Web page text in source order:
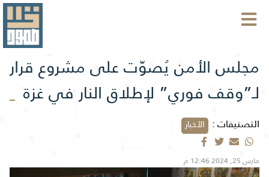
مجلس الأمن يُصوّت على مشروع قرار
لـ”وقف فوري” لإطلاق النار في غزة
التصنيفات : الأخبار
مارس 25, 2024 12:46 م